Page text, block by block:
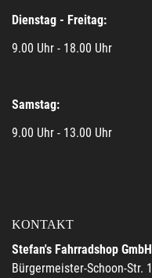
Dienstag - Freitag:
9.00 Uhr - 18.00 Uhr
Samstag:
9.00 Uhr - 13.00 Uhr
KONTAKT
Stefan's Fahrradshop GmbH
Bürgermeister-Schoon-Str. 1